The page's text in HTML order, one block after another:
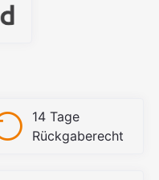
14 Tage
Rückgaberecht